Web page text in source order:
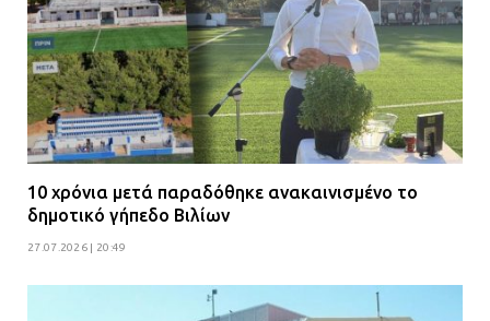
10 χρόνια μετά παραδόθηκε ανακαινισμένο το
δημοτικό γήπεδο Βιλίων
27.07.2026 | 20:49